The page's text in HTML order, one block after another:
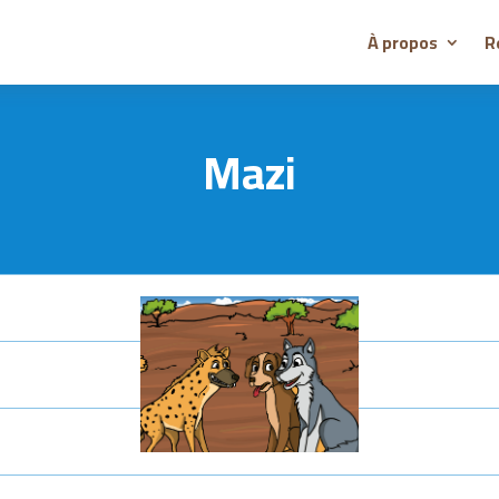
À propos
Mazi